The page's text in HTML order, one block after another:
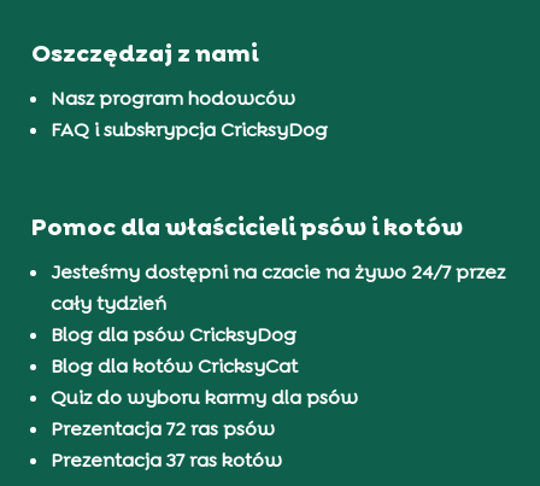
Oszczędzaj z nami
Nasz program hodowców
FAQ i subskrypcja CricksyDog
Pomoc dla właścicieli psów i kotów
Jesteśmy dostępni na czacie na żywo 24/7 przez
cały tydzień
Blog dla psów CricksyDog
Blog dla kotów CricksyCat
Quiz do wyboru karmy dla psów
Prezentacja 72 ras psów
Prezentacja 37 ras kotów